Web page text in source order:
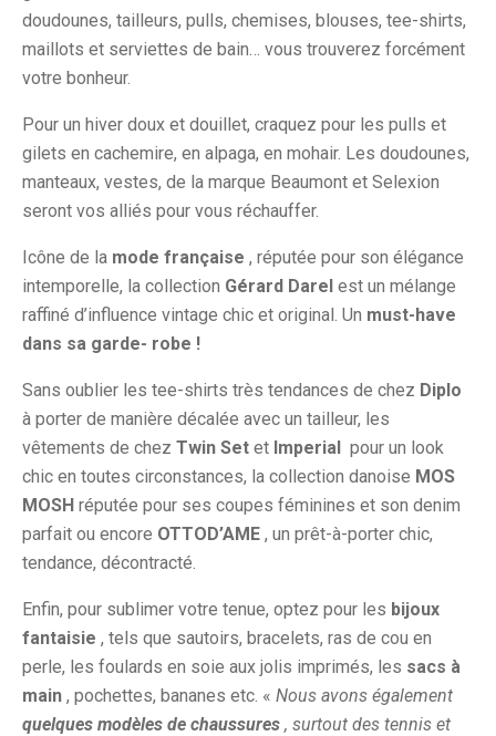
doudounes, tailleurs, pulls, chemises, blouses, tee-shirts,
maillots et serviettes de bain… vous trouverez forcément
votre bonheur.
Pour un hiver doux et douillet, craquez pour les pulls et
gilets en cachemire, en alpaga, en mohair. Les doudounes,
manteaux, vestes, de la marque Beaumont et Selexion
seront vos alliés pour vous réchauffer.
Icône de la mode française , réputée pour son élégance
intemporelle, la collection Gérard Darel est un mélange
raffiné d’influence vintage chic et original. Un must-have
dans sa garde- robe !
Sans oublier les tee-shirts très tendances de chez Diplo
à porter de manière décalée avec un tailleur, les
vêtements de chez Twin Set et Imperial pour un look
chic en toutes circonstances, la collection danoise MOS
MOSH réputée pour ses coupes féminines et son denim
parfait ou encore OTTOD’AME , un prêt-à-porter chic,
tendance, décontracté.
Enfin, pour sublimer votre tenue, optez pour les bijoux
fantaisie , tels que sautoirs, bracelets, ras de cou en
perle, les foulards en soie aux jolis imprimés, les sacs à
main , pochettes, bananes etc. « Nous avons également
quelques modèles de chaussures , surtout des tennis et